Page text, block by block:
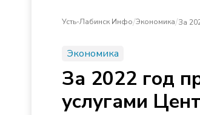
Усть-Лабинск Инфо/Экономика/За
Экономика
За 2022 год
услугами